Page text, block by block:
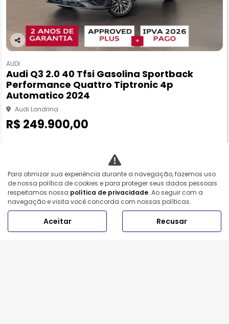
Co
pa
rtil
he
AUDI
Audi Q3 2.0 40 Tfsi Gasolina Sportback
Performance Quattro Tiptronic 4p
Automatico 2024
Audi Londrina
R$ 249.900,00
Mais informações
Para otimizar sua experiência durante a navegação, fazemos uso
de nossa política de cookies e para proteger seus dados pessoais
respeitamos nossa política de privacidade. Ao seguir com a
navegação e visita você concorda com nossas políticas.
Aceitar Recusar